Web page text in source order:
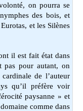
on pourra se
des bois, et
et les Silènes
il est fait état dans
pas pour autant, on
de l’auteur
qu’il préfère voir
paysanne » et
comme dans